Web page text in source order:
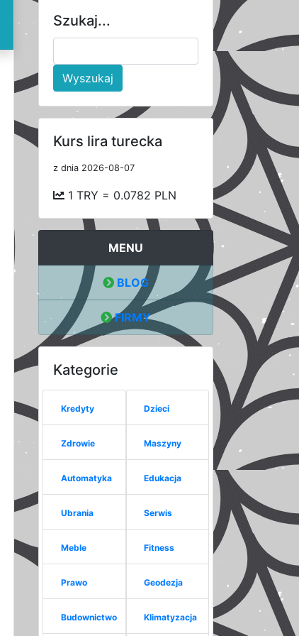
Szukaj...
Wyszukaj
Kurs lira turecka
z dnia 2026-08-07
1 TRY = 0.0782 PLN
MENU
BLOG
FIRMY
Kategorie
Kredyty
Zdrowie
Automatyka
Ubrania
Meble
Prawo
Budownictwo
Dzieci
Maszyny
Edukacja
Serwis
Fitness
Geodezja
Klimatyzacja